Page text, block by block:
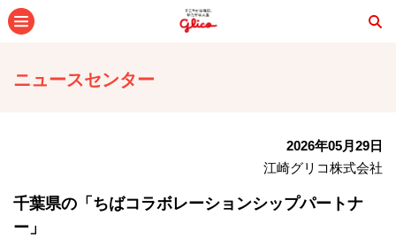
ニュースセンター
2026年05月29日
江崎グリコ株式会社
千葉県の「ちばコラボレーションシップパートナ
ー」